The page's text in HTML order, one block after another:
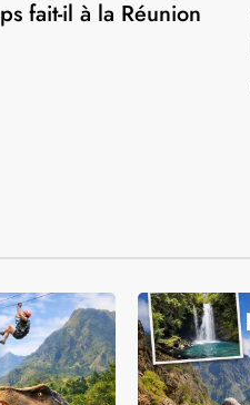
fait-il à la Réunion